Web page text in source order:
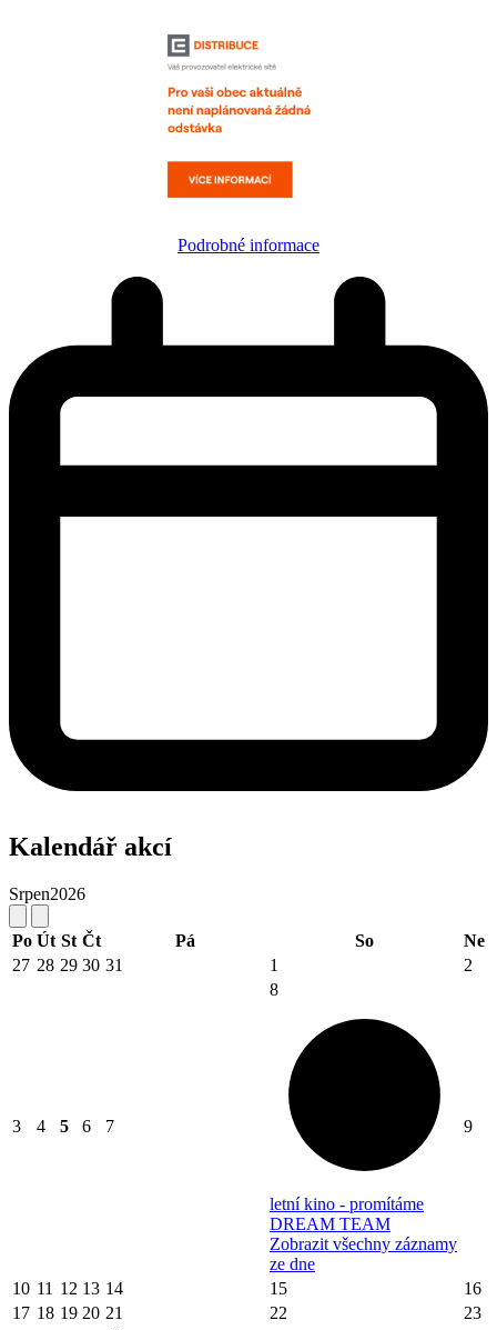
Podrobné informace
Kalendář akcí
Srpen2026
Po Út St Čt Pá So
Ne
27 28 29 30 31 1 2
3 4 5 6 7
8
letní kino - promítáme
DREAM TEAM
Zobrazit všechny záznamy
ze dne
9
10 11 12 13 14 15
16
17 18 19 20 21 22 23